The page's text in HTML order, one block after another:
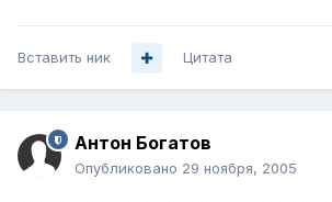
Вставить ник Цитата
Антон Богатов
Опубликовано 29 ноября, 2005